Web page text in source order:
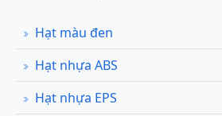
Hạt màu đen
Hạt nhựa ABS
Hạt nhựa EPS